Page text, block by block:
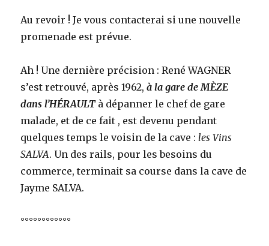
Au revoir ! Je vous contacterai si une nouvelle
promenade est prévue.
Ah ! Une dernière précision : René WAGNER
s’est retrouvé, après 1962,à la gare de MÈZE
dans l’HÉRAULT à dépanner le chef de gare
malade, et de ce fait , est devenu pendant
quelques temps le voisin de la cave :les Vins
SALVA. Un des rails, pour les besoins du
commerce, terminait sa course dans la cave de
Jayme SALVA.
°°°°°°°°°°°°